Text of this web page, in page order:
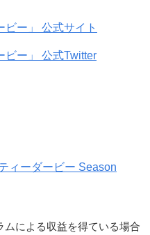
ビー」 公式サイト
ビー」 公式Twitter
ィーダービー Season
による収益を得ている場合